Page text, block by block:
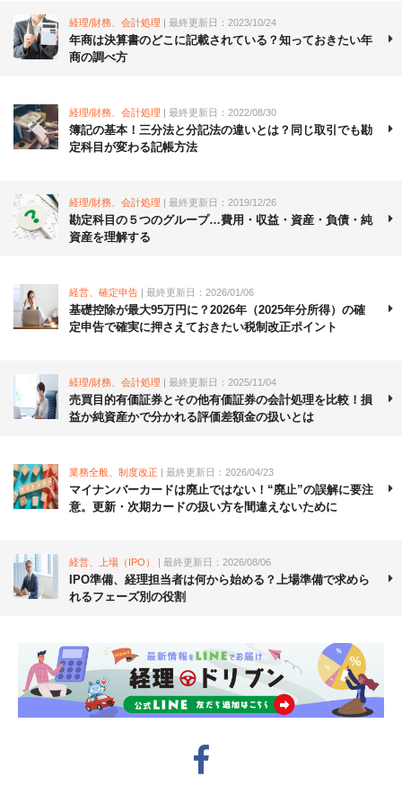
経理/財務、会計処理 | 最終更新日：2023/10/24
年商は決算書のどこに記載されている？知っておきたい年
商の調べ方
経理/財務、会計処理 | 最終更新日：2022/08/30
簿記の基本！三分法と分記法の違いとは？同じ取引でも勘
定科目が変わる記帳方法
経理/財務、会計処理 | 最終更新日：2019/12/26
勘定科目の５つのグループ…費用・収益・資産・負債・純
資産を理解する
経営、確定申告 | 最終更新日：2026/01/06
基礎控除が最大95万円に？2026年（2025年分所得）の確
定申告で確実に押さえておきたい税制改正ポイント
経理/財務、会計処理 | 最終更新日：2025/11/04
売買目的有価証券とその他有価証券の会計処理を比較！損
益か純資産かで分かれる評価差額金の扱いとは
業務全般、制度改正 | 最終更新日：2026/04/23
マイナンバーカードは廃止ではない！“廃止”の誤解に要注
意。更新・次期カードの扱い方を間違えないために
経営、上場（IPO） | 最終更新日：2026/08/06
IPO準備、経理担当者は何から始める？上場準備で求めら
れるフェーズ別の役割